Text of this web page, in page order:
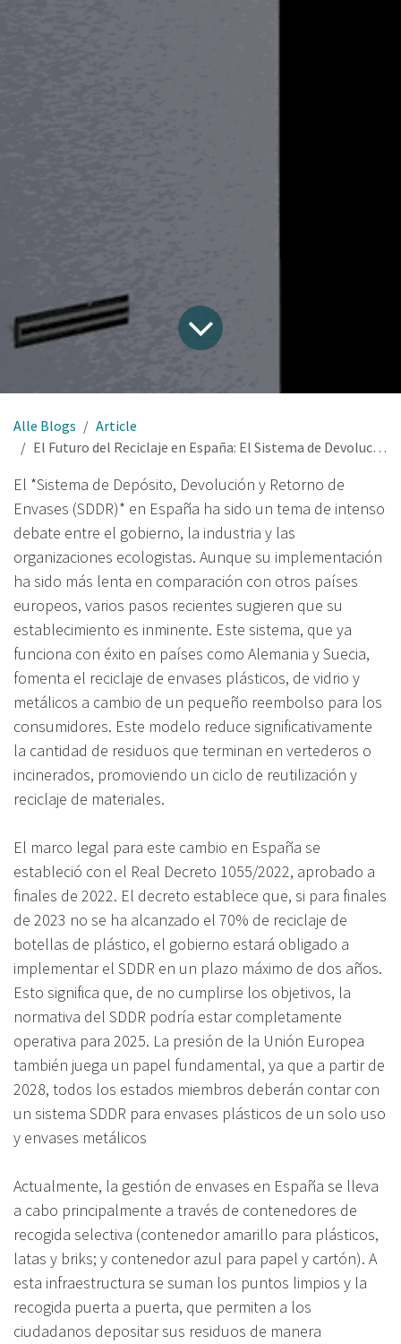
Alle Blogs
Article
El Futuro del Reciclaje en España: El Sistema de Devolución y Retorno de Envases (SDDR) a la Vista
El *Sistema de Depósito, Devolución y Retorno de
Envases (SDDR)* en España ha sido un tema de intenso
debate entre el gobierno, la industria y las
organizaciones ecologistas. Aunque su implementación
ha sido más lenta en comparación con otros países
europeos, varios pasos recientes sugieren que su
establecimiento es inminente. Este sistema, que ya
funciona con éxito en países como Alemania y Suecia,
fomenta el reciclaje de envases plásticos, de vidrio y
metálicos a cambio de un pequeño reembolso para los
consumidores. Este modelo reduce significativamente
la cantidad de residuos que terminan en vertederos o
incinerados, promoviendo un ciclo de reutilización y
reciclaje de materiales.
El marco legal para este cambio en España se
estableció con el Real Decreto 1055/2022, aprobado a
finales de 2022. El decreto establece que, si para finales
de 2023 no se ha alcanzado el 70% de reciclaje de
botellas de plástico, el gobierno estará obligado a
implementar el SDDR en un plazo máximo de dos años.
Esto significa que, de no cumplirse los objetivos, la
normativa del SDDR podría estar completamente
operativa para 2025. La presión de la Unión Europea
también juega un papel fundamental, ya que a partir de
2028, todos los estados miembros deberán contar con
un sistema SDDR para envases plásticos de un solo uso
y envases metálicos
Actualmente, la gestión de envases en España se lleva
a cabo principalmente a través de contenedores de
recogida selectiva (contenedor amarillo para plásticos,
latas y briks; y contenedor azul para papel y cartón). A
esta infraestructura se suman los puntos limpios y la
recogida puerta a puerta, que permiten a los
ciudadanos depositar sus residuos de manera